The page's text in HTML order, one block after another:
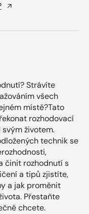
Strávíte
všech
místě?Tato
rozhodovací
životem.
technik se
činit rozhodnutí s
a tipů zjistíte,
a jak proměnit
Přestaňte
chcete.